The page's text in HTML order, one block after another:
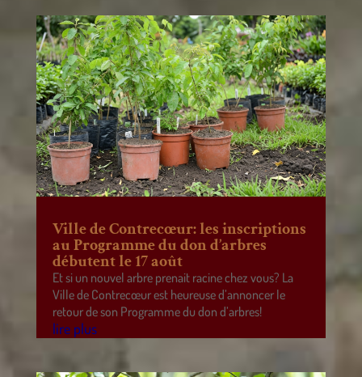
Ville de Contrecœur: les inscriptions
au Programme du don d’arbres
débutent le 17 août
Et si un nouvel arbre prenait racine chez vous? La
Ville de Contrecœur est heureuse d’annoncer le
retour de son Programme du don d’arbres!
lire plus